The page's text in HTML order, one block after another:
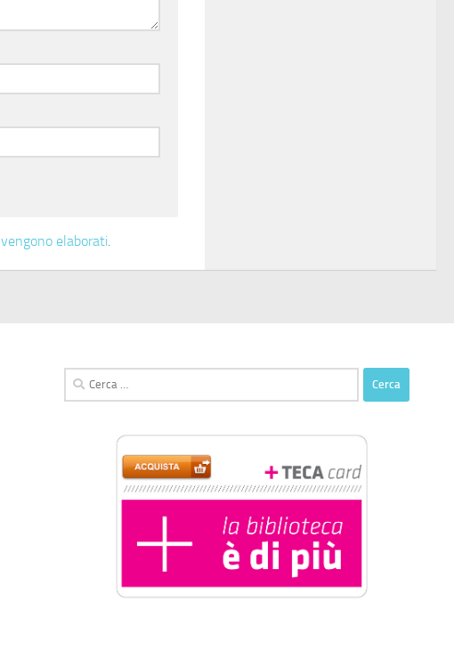
elaborati
Ricerca
per: